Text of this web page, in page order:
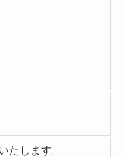
たします。